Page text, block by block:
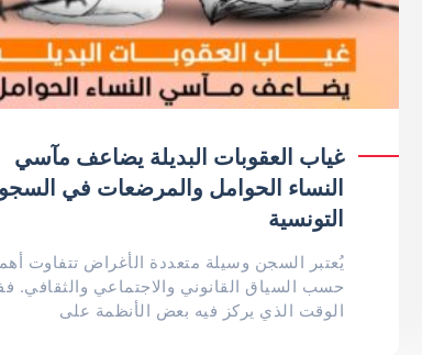
غياب العقوبات البديلة يضاعف مآسي
النساء الحوامل والمرضعات في
التونسية
يُعتبر السجن وسيلة متعددة الأغراض تتفاوت
حسب السياق القانوني والاجتماعي والثقافي.
الوقت الذي يركز فيه بعض الأنظمة على